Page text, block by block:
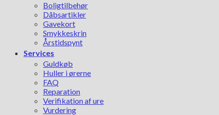
Boligtilbehør
Dåbsartikler
Gavekort
Smykkeskrin
Årstidspynt
Services
Guldkøb
Huller i ørerne
FAQ
Reparation
Verifikation af ure
Vurdering